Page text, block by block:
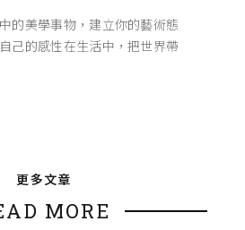
的美學事物，建立你的藝術態
己的感性在生活中，把世界帶
更多文章
MORE